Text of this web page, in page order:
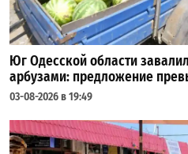
Юг Одесской области
арбузами: предложение
03-08-2026 в 19:49